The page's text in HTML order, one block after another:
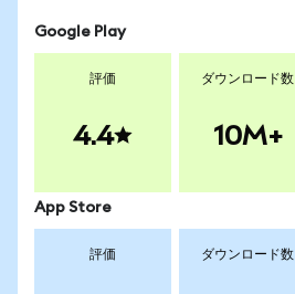
Google Play
評価
4.4
ダウンロード数
10M+
App Store
評価 ダウンロード数